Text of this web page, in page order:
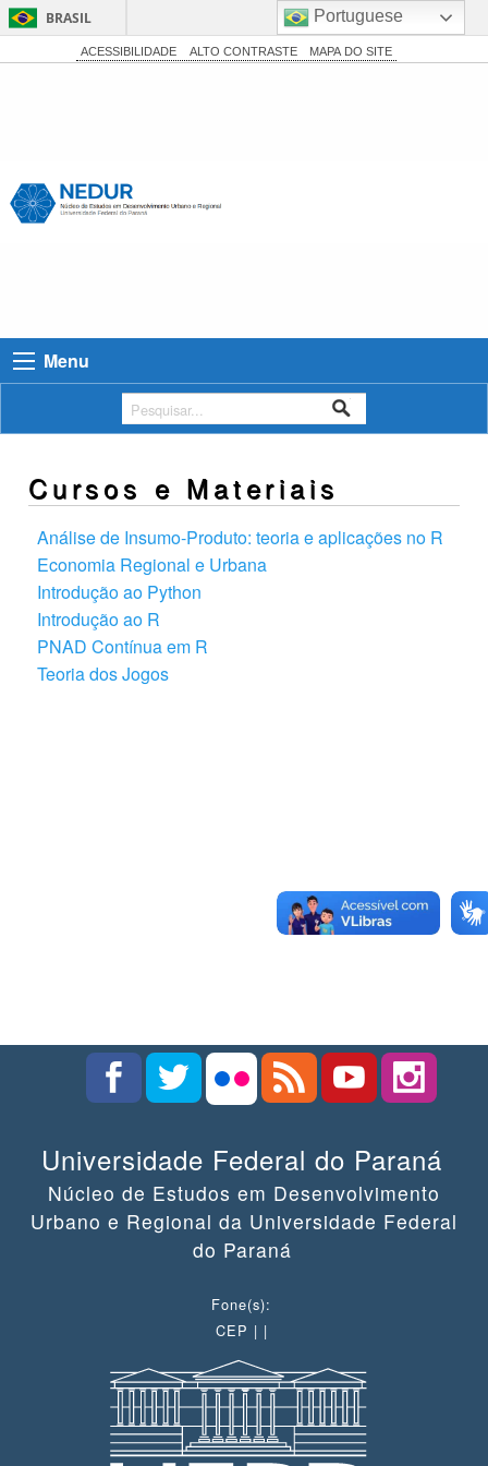
BRASIL
Simplifique!
ACESSIBILIDADE ALTO CONTRASTE MAPA DO SITE
Menu
Cursos e Materiais
Análise de Insumo-Produto: teoria e aplicações no R
Economia Regional e Urbana
Introdução ao Python
Introdução ao R
PNAD Contínua em R
Teoria dos Jogos
Universidade Federal do Paraná
Núcleo de Estudos em Desenvolvimento
Urbano e Regional da Universidade Federal
do Paraná
Fone(s):
CEP | |
Portuguese